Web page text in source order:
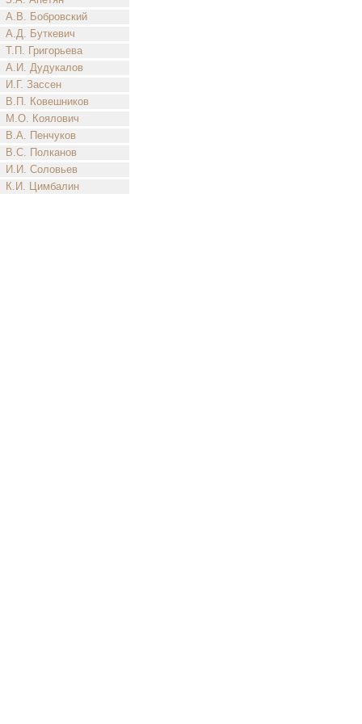
А.В. Бобровский
А.Д. Буткевич
Т.П. Григорьева
А.И. Дудукалов
И.Г. Зассен
В.П. Ковешников
М.О. Коялович
В.А. Пенчуков
В.С. Полканов
И.И. Соловьев
К.И. Цимбалин